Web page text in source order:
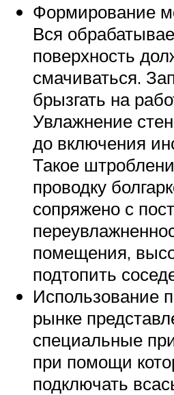
Формирование
Вся
поверхность
смачиваться.
брызгать на
Увлажнение
до включения
Такое
проводку
сопряжено с
помещения,
подтопить
Использование
рынке
специальные
при помощи
подключать